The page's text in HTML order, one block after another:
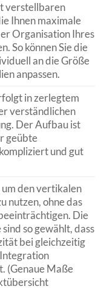
verstellbaren
Ihnen maximale
Organisation Ihres
So können Sie die
an die Größe
anpassen.
in zerlegtem
verständlichen
Der Aufbau ist
geübte
und gut
den vertikalen
nutzen, ohne das
Die
so gewählt, dass
bei gleichzeitig
(Genaue Maße